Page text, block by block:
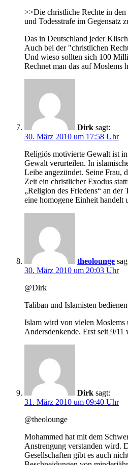
>>Die christliche Rechte in
und Todesstrafe im Gegensatz
Das in Deutschland jeder
Auch bei der "christlichen
Und wieso sollten sich 100
Rechnet man das auf
Dirk sagt:
30. März 2010 um 17:58 Uhr
Religiös motivierte Gewalt ist
Gewalt verurteilen. In
Leibe angezündet. Seine
Zeit ein christlicher Exodus
„Religion des Friedens“ an
eine homogene Einheit handelt
theolounge
30. März 2010 um 20:03 Uhr
@Dirk
Taliban und Islamisten
Islam wird von vielen Moslems
Andersdenkende. Erst seit 9/
Dirk sagt:
31. März 2010 um 09:40 Uhr
@theolounge
Mohammed hat mit dem
Anstrengung verstanden wird.
Gesellschaften gibt es auch